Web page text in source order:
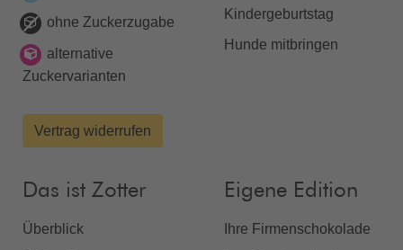
ohne Zuckerzugabe
alternative
Zuckervarianten
Vertrag widerrufen
Kindergeburtstag
Hunde mitbringen
Das ist Zotter
Überblick
Eigene Edition
Ihre Firmenschokolade